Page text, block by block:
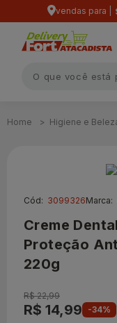
vendas para |
Higiene e
Cód: 3099326Marca:
Creme
Proteção
220g
R$ 22,99
R$ 14,99 -34%